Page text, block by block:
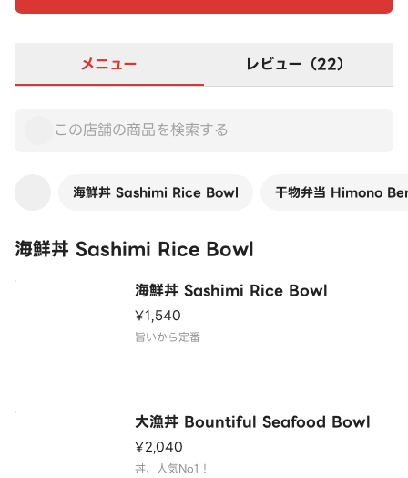
メニュー レビュー（22）
海鮮丼 Sashimi Rice Bowl 干物弁当 Himono
海鮮丼 Sashimi Rice Bowl
海鮮丼 Sashimi Rice Bowl
¥1,540
旨いから定番
大漁丼 Bountiful Seafood Bowl
¥2,040
丼、人気No1！